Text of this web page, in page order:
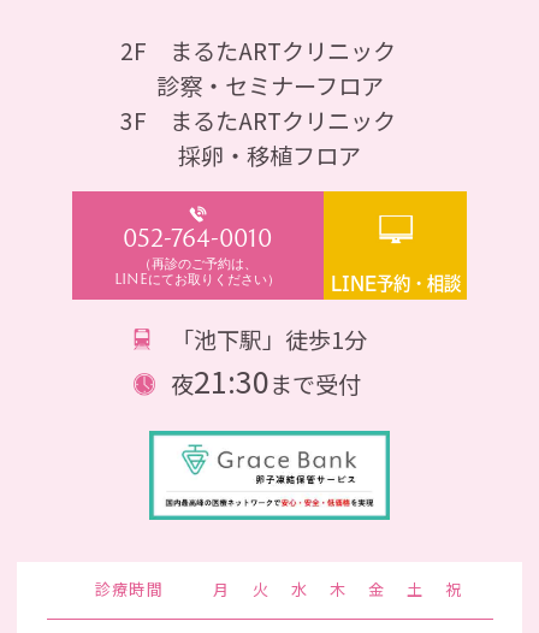
2F まるたARTクリニック
診察・セミナーフロア
3F まるたARTクリニック
採卵・移植フロア
052-764-0010
（再診のご予約は、
LINEにてお取りください） LINE予約・相談
「池下駅」徒歩1分
夜21:30まで受付
診療時間 月 火 水 木 金 土 祝